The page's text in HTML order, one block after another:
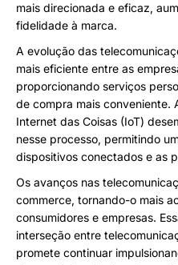
mais direcionada e eficaz,
fidelidade à marca.
A evolução das
mais eficiente entre as
proporcionando serviços
de compra mais conveniente.
Internet das Coisas (IoT)
nesse processo, permitindo
dispositivos conectados e as
Os avanços nas
commerce, tornando-o mais
consumidores e empresas.
interseção entre
promete continuar